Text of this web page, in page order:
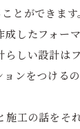
とができま
したフォー
しい設計は
ンをつける
工の話をそ